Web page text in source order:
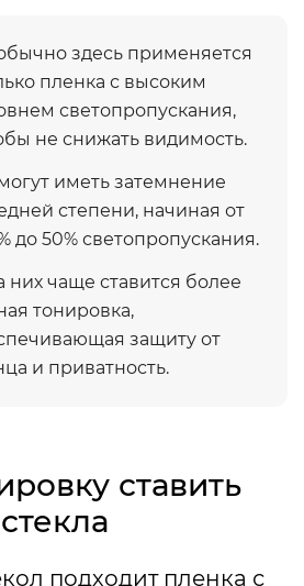
здесь применяется
пленка с высоким
светопропускания,
не снижать видимость.
иметь затемнение
степени, начиная от
до 50% светопропускания.
них чаще ставится более
тонировка,
защиту от
и приватность.
ставить
подходит пленка с